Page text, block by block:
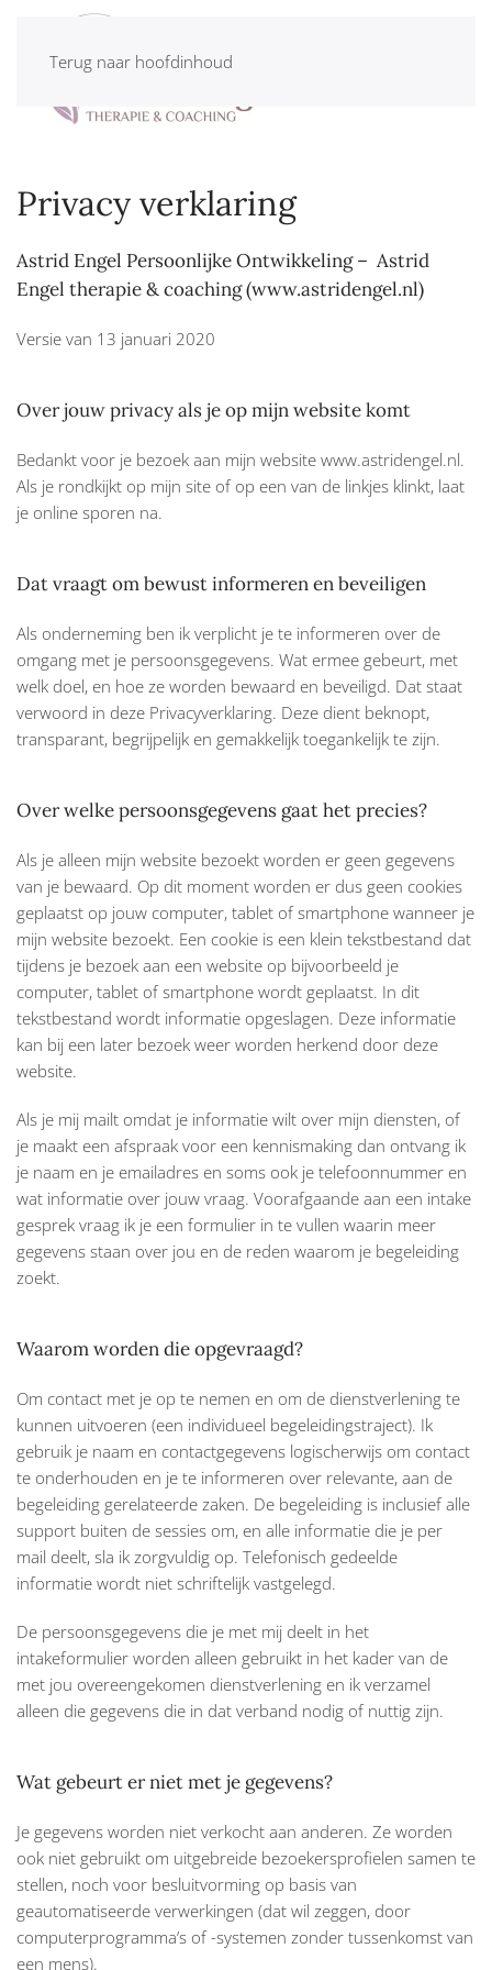
Terug naar hoofdinhoud
Privacy verklaring
Astrid Engel Persoonlijke Ontwikkeling – Astrid
Engel therapie & coaching (www.astridengel.nl)
Versie van 13 januari 2020
Over jouw privacy als je op mijn website komt
Bedankt voor je bezoek aan mijn website www.astridengel.nl.
Als je rondkijkt op mijn site of op een van de linkjes klinkt, laat
je online sporen na.
Dat vraagt om bewust informeren en beveiligen
Als onderneming ben ik verplicht je te informeren over de
omgang met je persoonsgegevens. Wat ermee gebeurt, met
welk doel, en hoe ze worden bewaard en beveiligd. Dat staat
verwoord in deze Privacyverklaring. Deze dient beknopt,
transparant, begrijpelijk en gemakkelijk toegankelijk te zijn.
Over welke persoonsgegevens gaat het precies?
Als je alleen mijn website bezoekt worden er geen gegevens
van je bewaard. Op dit moment worden er dus geen cookies
geplaatst op jouw computer, tablet of smartphone wanneer je
mijn website bezoekt. Een cookie is een klein tekstbestand dat
tijdens je bezoek aan een website op bijvoorbeeld je
computer, tablet of smartphone wordt geplaatst. In dit
tekstbestand wordt informatie opgeslagen. Deze informatie
kan bij een later bezoek weer worden herkend door deze
website.
Als je mij mailt omdat je informatie wilt over mijn diensten, of
je maakt een afspraak voor een kennismaking dan ontvang ik
je naam en je emailadres en soms ook je telefoonnummer en
wat informatie over jouw vraag. Voorafgaande aan een intake
gesprek vraag ik je een formulier in te vullen waarin meer
gegevens staan over jou en de reden waarom je begeleiding
zoekt.
Waarom worden die opgevraagd?
Om contact met je op te nemen en om de dienstverlening te
kunnen uitvoeren (een individueel begeleidingstraject). Ik
gebruik je naam en contactgegevens logischerwijs om contact
te onderhouden en je te informeren over relevante, aan de
begeleiding gerelateerde zaken. De begeleiding is inclusief alle
support buiten de sessies om, en alle informatie die je per
mail deelt, sla ik zorgvuldig op. Telefonisch gedeelde
informatie wordt niet schriftelijk vastgelegd.
De persoonsgegevens die je met mij deelt in het
intakeformulier worden alleen gebruikt in het kader van de
met jou overeengekomen dienstverlening en ik verzamel
alleen die gegevens die in dat verband nodig of nuttig zijn.
Wat gebeurt er niet met je gegevens?
Je gegevens worden niet verkocht aan anderen. Ze worden
ook niet gebruikt om uitgebreide bezoekersprofielen samen te
stellen, noch voor besluitvorming op basis van
geautomatiseerde verwerkingen (dat wil zeggen, door
computerprogramma’s of -systemen zonder tussenkomst van
een mens).